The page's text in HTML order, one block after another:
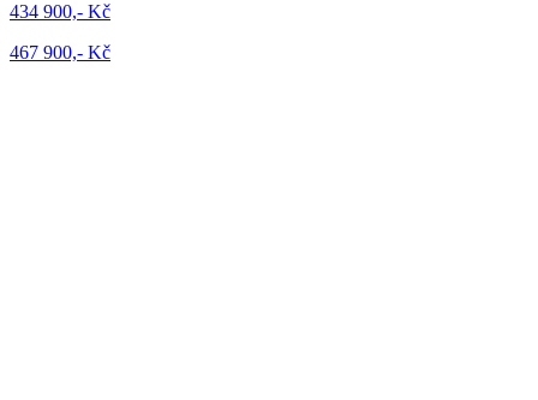
434 900,- Kč
467 900,- Kč